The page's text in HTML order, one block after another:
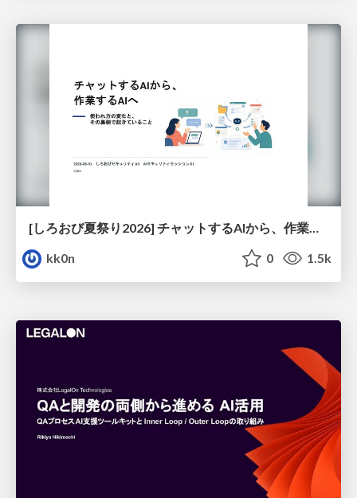
[しろおび夏祭り2026] チャットするAIから、作業するAIへ - 使われ方の変化と、その裏側で起きていること
kk0n
0 1.5k